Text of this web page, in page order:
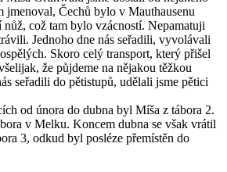
jmenoval, Čechů bylo v Mauthausenu
nůž, což tam bylo vzácností. Nepamatuji
Jednoho dne nás seřadili, vyvolávali
Skoro celý transport, který přišel
že půjdeme na nějakou těžkou
seřadili do pětistupů, udělali jsme pětici
od února do dubna byl Míša z tábora 2.
v Melku. Koncem dubna se však vrátil
3, odkud byl posléze přemístěn do